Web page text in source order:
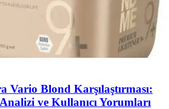
Blond Karşılaştırması:
ve Kullanıcı Yorumları